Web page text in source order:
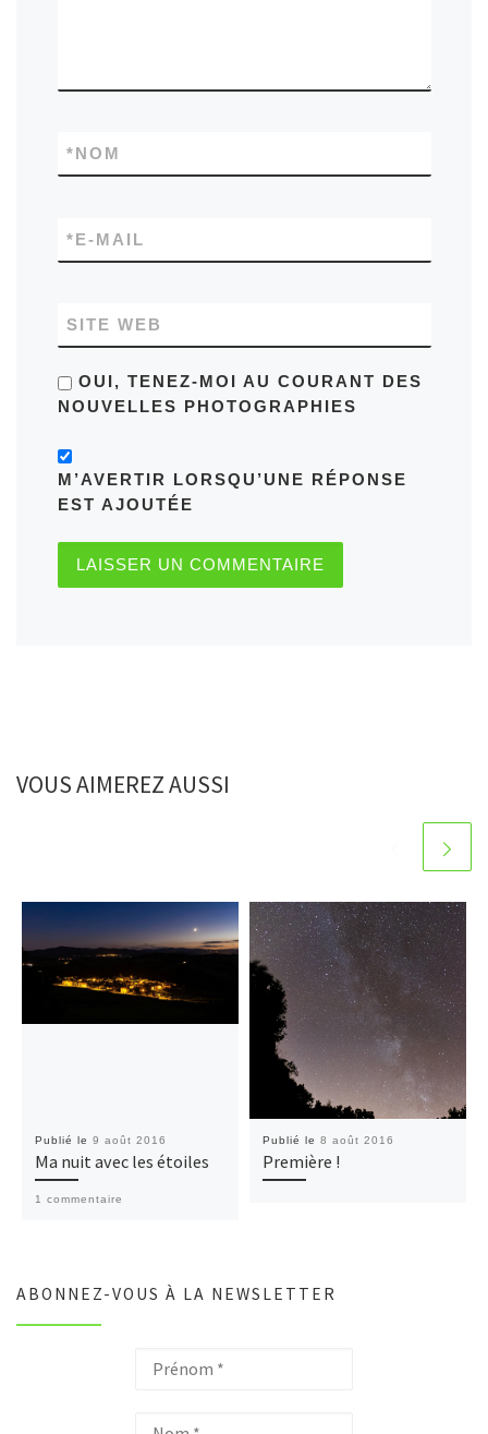
NOM
*
E-MAIL
*
SITE WEB
OUI, TENEZ-MOI AU COURANT DES
NOUVELLES PHOTOGRAPHIES
M’AVERTIR LORSQU’UNE RÉPONSE
EST AJOUTÉE
VOUS AIMEREZ AUSSI
Publié le 9 août 2016
Ma nuit avec les étoiles
1 commentaire
Publié le 8 août 2016
Première !
ABONNEZ-VOUS À LA NEWSLETTER